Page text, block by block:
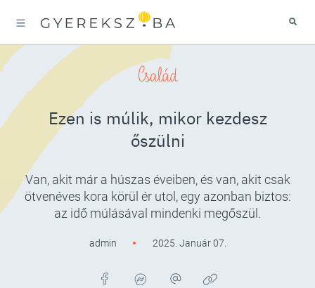
Család
Ezen is múlik, mikor kezdesz
őszülni
Van, akit már a húszas éveiben, és van, akit csak
ötvenéves kora körül ér utol, egy azonban biztos:
az idő múlásával mindenki megőszül.
admin 2025. Január 07.